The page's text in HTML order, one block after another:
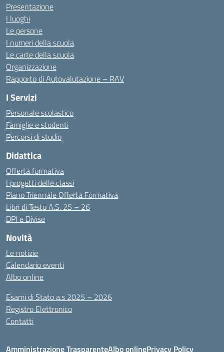
Presentazione
I luoghi
Le persone
I numeri della scuola
Le carte della scuola
Organizzazione
Rapporto di Autovalutazione – RAV
I Servizi
Personale scolastico
Famiglie e studenti
Percorsi di studio
Didattica
Offerta formativa
I progetti delle classi
Piano Triennale Offerta Formativa
Libri di Testo A.S. 25 – 26
DPI e Divise
Novità
Le notizie
Calendario eventi
Albo online
Esami di Stato a.s 2025 – 2026
Registro Elettronico
Contatti
Amministrazione TrasparenteAlbo onlinePrivacy Policy